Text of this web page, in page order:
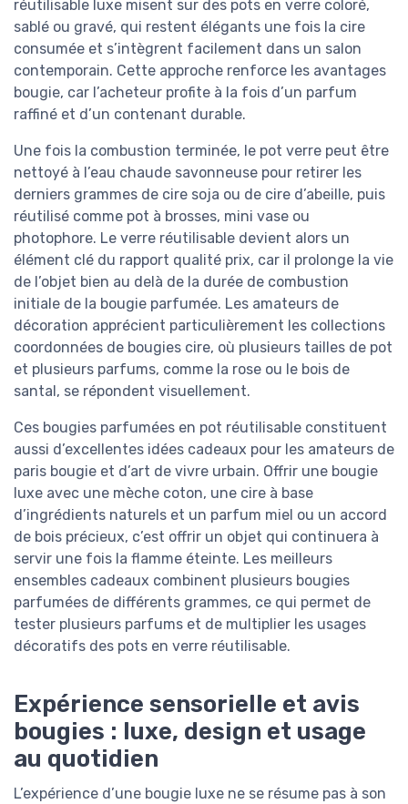
réutilisable luxe misent sur des pots en verre coloré,
sablé ou gravé, qui restent élégants une fois la cire
consumée et s’intègrent facilement dans un salon
contemporain. Cette approche renforce les avantages
bougie, car l’acheteur profite à la fois d’un parfum
raffiné et d’un contenant durable.
Une fois la combustion terminée, le pot verre peut être
nettoyé à l’eau chaude savonneuse pour retirer les
derniers grammes de cire soja ou de cire d’abeille, puis
réutilisé comme pot à brosses, mini vase ou
photophore. Le verre réutilisable devient alors un
élément clé du rapport qualité prix, car il prolonge la vie
de l’objet bien au delà de la durée de combustion
initiale de la bougie parfumée. Les amateurs de
décoration apprécient particulièrement les collections
coordonnées de bougies cire, où plusieurs tailles de pot
et plusieurs parfums, comme la rose ou le bois de
santal, se répondent visuellement.
Ces bougies parfumées en pot réutilisable constituent
aussi d’excellentes idées cadeaux pour les amateurs de
paris bougie et d’art de vivre urbain. Offrir une bougie
luxe avec une mèche coton, une cire à base
d’ingrédients naturels et un parfum miel ou un accord
de bois précieux, c’est offrir un objet qui continuera à
servir une fois la flamme éteinte. Les meilleurs
ensembles cadeaux combinent plusieurs bougies
parfumées de différents grammes, ce qui permet de
tester plusieurs parfums et de multiplier les usages
décoratifs des pots en verre réutilisable.
Expérience sensorielle et avis
bougies : luxe, design et usage
au quotidien
L’expérience d’une bougie luxe ne se résume pas à son